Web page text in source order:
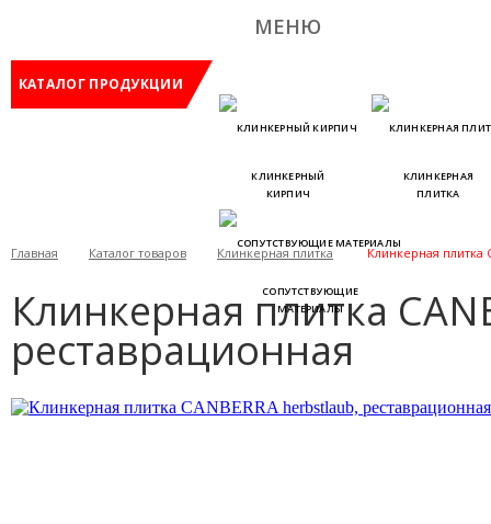
МЕНЮ
КЛИНКЕРНЫЙ
КИРПИЧ
КЛИНКЕРНАЯ
ПЛИТКА
СОПУТСТВУЮЩИЕ
МАТЕРИАЛЫ
КАТАЛОГ ПРОДУКЦИИ
Главная Каталог товаров Клинкерная плитка Клинкерная плитка
Клинкерная плитка
реставрационная